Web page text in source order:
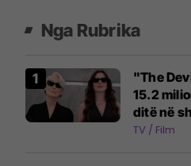
Nga Rubrika
"The
15.2
ditë në
TV / Film